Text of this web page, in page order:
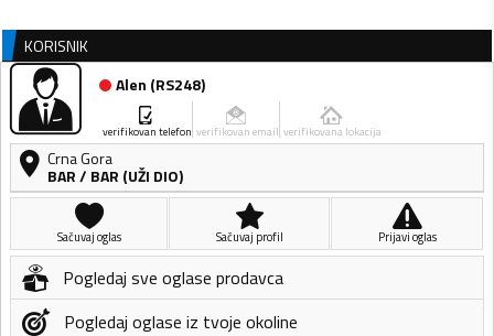
KORISNIK
Alen (RS248)
verifikovan telefon verifikovan email verifikovana lokacija
Crna Gora
BAR/ BAR (UŽI DIO)
Sačuvaj oglas Sačuvaj profil Prijavi oglas
Pogledaj sve oglase prodavca
Pogledaj oglase iz tvoje okoline